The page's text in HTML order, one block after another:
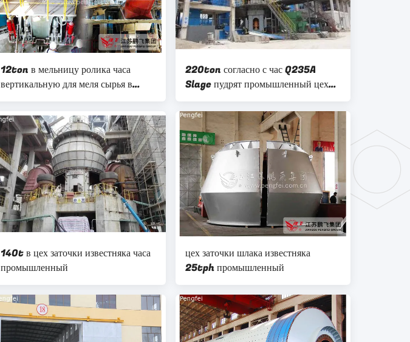
12ton в мельницу ролика часа
вертикальную для меля сырья в
заводе цемента
220ton согласно с час Q235A
Slage пудрят промышленный цех
заточки
140t в цех заточки известняка часа
промышленный
цех заточки шлака известняка
25tph промышленный